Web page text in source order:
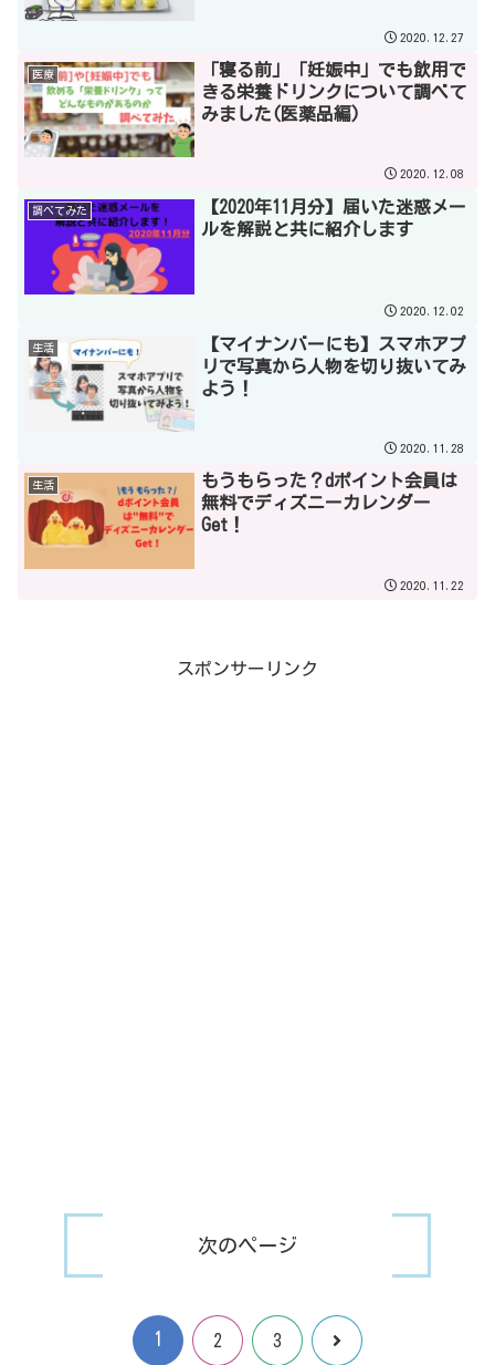
2020.12.27
医療
「寝る前」「妊娠中」でも飲用で
きる栄養ドリンクについて調べて
みました(医薬品編)
2020.12.08
調べてみた
【2020年11月分】届いた迷惑メー
ルを解説と共に紹介します
2020.12.02
生活
【マイナンバーにも】スマホアプ
リで写真から人物を切り抜いてみ
よう！
2020.11.28
生活
もうもらった？dポイント会員は
無料でディズニーカレンダー
Get！
2020.11.22
スポンサーリンク
次のページ
1 2 3 次